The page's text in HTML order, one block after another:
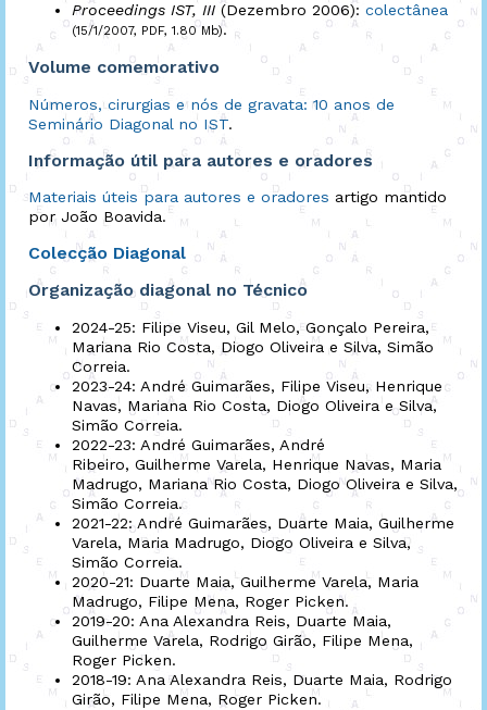
Proceedings IST, III (Dezembro 2006): colectânea
(15/1/2007, PDF, 1.80 Mb).
Volume comemorativo
Números, cirurgias e nós de gravata: 10 anos de
Seminário Diagonal no IST.
Informação útil para autores e oradores
Materiais úteis para autores e oradores artigo mantido
por João Boavida.
Colecção Diagonal
Organização diagonal no Técnico
2024-25: Filipe Viseu, Gil Melo, Gonçalo Pereira,
Mariana Rio Costa, Diogo Oliveira e Silva, Simão
Correia.
2023-24: André Guimarães, Filipe Viseu, Henrique
Navas, Mariana Rio Costa, Diogo Oliveira e Silva,
Simão Correia.
2022-23: André Guimarães, André
Ribeiro, Guilherme Varela, Henrique Navas, Maria
Madrugo, Mariana Rio Costa, Diogo Oliveira e Silva,
Simão Correia.
2021-22: André Guimarães, Duarte Maia, Guilherme
Varela, Maria Madrugo, Diogo Oliveira e Silva,
Simão Correia.
2020-21: Duarte Maia, Guilherme Varela, Maria
Madrugo, Filipe Mena, Roger Picken.
2019-20: Ana Alexandra Reis, Duarte Maia,
Guilherme Varela, Rodrigo Girão, Filipe Mena,
Roger Picken.
2018-19: Ana Alexandra Reis, Duarte Maia, Rodrigo
Girão, Filipe Mena, Roger Picken.